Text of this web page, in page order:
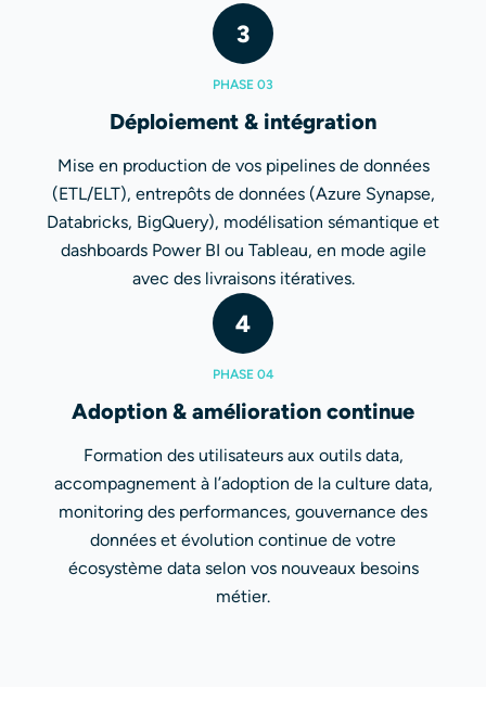
3
PHASE 03
Déploiement & intégration
Mise en production de vos pipelines de données
(ETL/ELT), entrepôts de données (Azure Synapse,
Databricks, BigQuery), modélisation sémantique et
dashboards Power BI ou Tableau, en mode agile
avec des livraisons itératives.
4
PHASE 04
Adoption & amélioration continue
Formation des utilisateurs aux outils data,
accompagnement à l’adoption de la culture data,
monitoring des performances, gouvernance des
données et évolution continue de votre
écosystème data selon vos nouveaux besoins
métier.